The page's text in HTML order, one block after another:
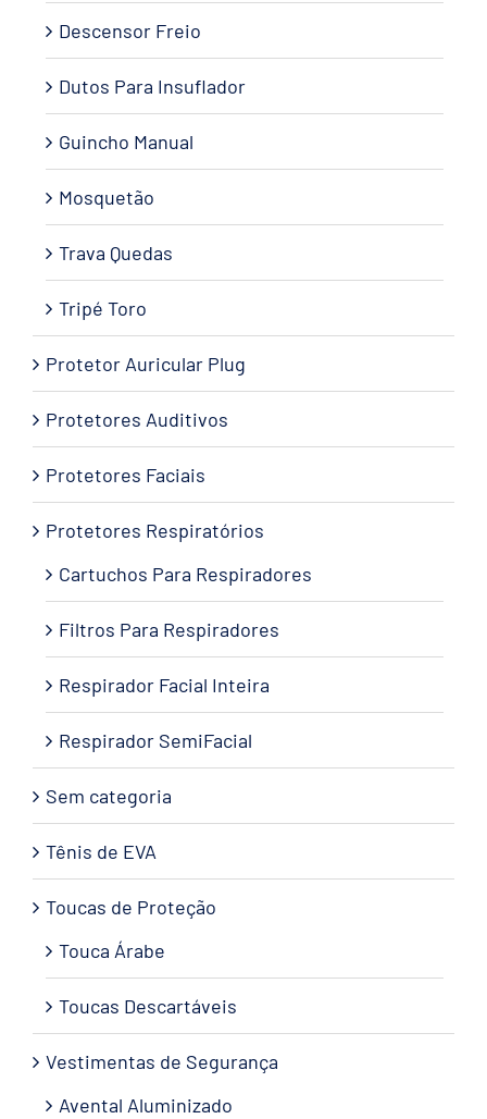
Descensor Freio
Dutos Para Insuflador
Guincho Manual
Mosquetão
Trava Quedas
Tripé Toro
Protetor Auricular Plug
Protetores Auditivos
Protetores Faciais
Protetores Respiratórios
Cartuchos Para Respiradores
Filtros Para Respiradores
Respirador Facial Inteira
Respirador SemiFacial
Sem categoria
Tênis de EVA
Toucas de Proteção
Touca Árabe
Toucas Descartáveis
Vestimentas de Segurança
Avental Aluminizado